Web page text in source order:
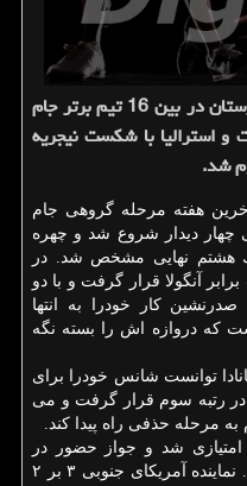
دیجیپا: اكوادور با پیروزی برابر مجارستان در بین 16 تیم برتر جام
گرفت و استرالیا با شكست نیجریه
شد.
هفته مرحله گروهی جام
برگزاری چهار دیدار شروع شد و چهره
هشتم نهایی مشخص شد. در
بعنوان صدرنشین كار خودرا به انتها
كه دروازه اش را بسته نگه
توانست شانس خودرا برای
در رتبه سوم قرار گرفت و می
مرحله حذفی راه پیدا كند.
شد و جواز حضور در
مرحله یك هشتم نهایی را كسب نمود. نماینده آمریكای جنوبی ۳ بر ۲